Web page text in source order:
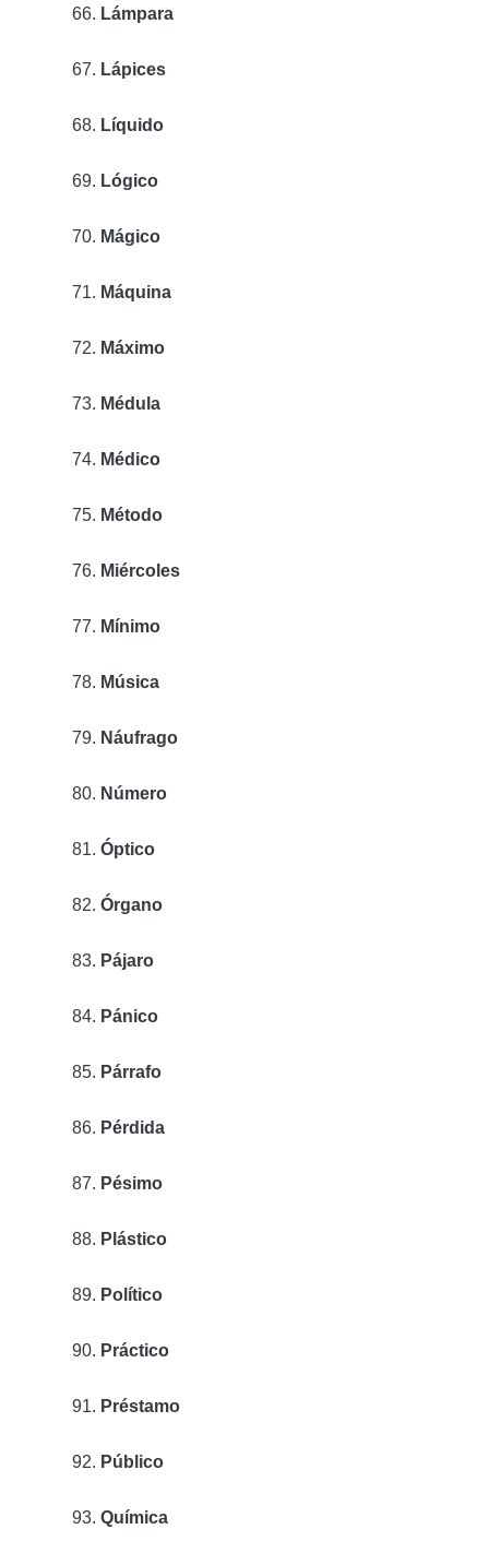
Lámpara
Lápices
Líquido
Lógico
Mágico
Máquina
Máximo
Médula
Médico
Método
Miércoles
Mínimo
Música
Náufrago
Número
Óptico
Órgano
Pájaro
Pánico
Párrafo
Pérdida
Pésimo
Plástico
Político
Práctico
Préstamo
Público
Química